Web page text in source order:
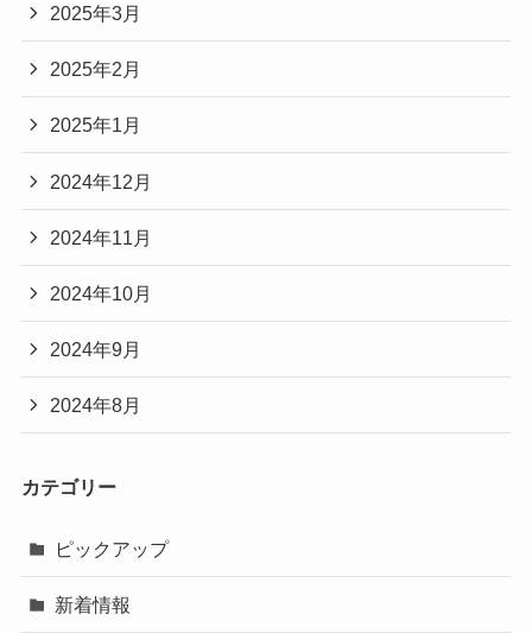
2025年3月
2025年2月
2025年1月
2024年12月
2024年11月
2024年10月
2024年9月
2024年8月
カテゴリー
ピックアップ
新着情報